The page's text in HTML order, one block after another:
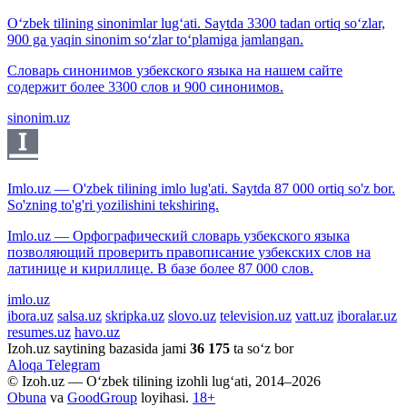
O‘zbek tilining sinonimlar lug‘ati. Saytda 3300 tadan ortiq so‘zlar,
900 ga yaqin sinonim so‘zlar to‘plamiga jamlangan.
Словарь синонимов узбекского языка на нашем сайте
содержит более 3300 слов и 900 синонимов.
sinonim.uz
Imlo.uz — O'zbek tilining imlo lug'ati. Saytda 87 000 ortiq so'z bor.
So'zning to'g'ri yozilishini tekshiring.
Imlo.uz — Орфографический словарь узбекского языка
позволяющий проверить правописание узбекских слов на
латинице и кириллице. В базе более 87 000 слов.
imlo.uz
ibora.uz salsa.uz skripka.uz slovo.uz television.uz vatt.uz iboralar.uz
resumes.uz havo.uz
Izoh.uz saytining bazasida jami 36 175 ta so‘z bor
Aloqa Telegram
© Izoh.uz — O‘zbek tilining izohli lug‘ati, 2014–2026
Obuna va GoodGroup loyihasi. 18+